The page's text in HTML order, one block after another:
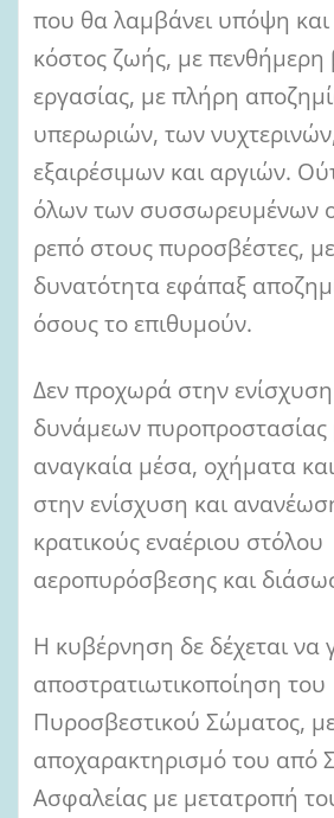
που θα λαμβάνει υπόψη και
κόστος ζωής, με
εργασίας, με πλήρη
υπερωριών, των
εξαιρέσιμων και αργιών.
όλων των συσσωρευμένων
ρεπό στους πυροσβέστες,
δυνατότητα εφάπαξ
όσους το επιθυμούν.
Δεν προχωρά στην
δυνάμεων
αναγκαία μέσα, οχήματα
στην ενίσχυση και
κρατικούς εναέριου στόλου
αεροπυρόσβεσης και
Η κυβέρνηση δε δέχεται να
αποστρατιωτικοποίηση του
Πυροσβεστικού Σώματος,
αποχαρακτηρισμό του από
Ασφαλείας με μετατροπή